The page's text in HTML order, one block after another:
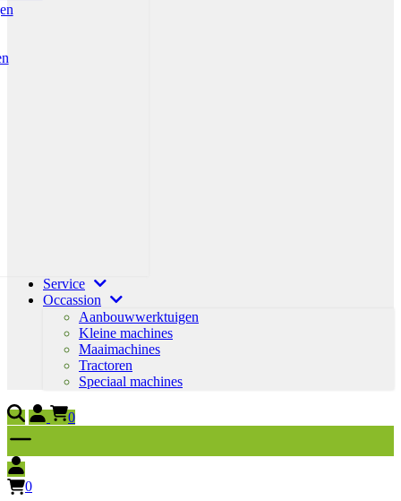
Service
Occassion
Aanbouwwerktuigen
Kleine machines
Maaimachines
Tractoren
Speciaal machines
0
0